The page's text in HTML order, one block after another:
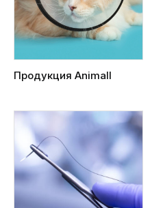
Продукция Animall